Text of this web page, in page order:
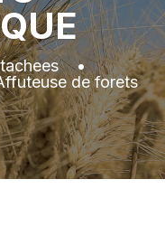
•
de forets